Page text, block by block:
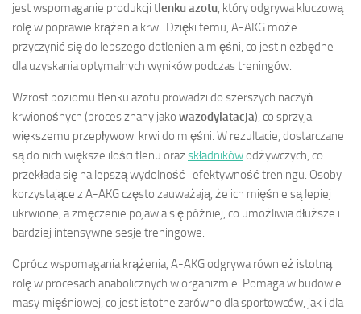
jest wspomaganie produkcji tlenku azotu, który odgrywa kluczową
rolę w poprawie krążenia krwi. Dzięki temu, A-AKG może
przyczynić się do lepszego dotlenienia mięśni, co jest niezbędne
dla uzyskania optymalnych wyników podczas treningów.
Wzrost poziomu tlenku azotu prowadzi do szerszych naczyń
krwionośnych (proces znany jako wazodylatacja), co sprzyja
większemu przepływowi krwi do mięśni. W rezultacie, dostarczane
są do nich większe ilości tlenu orazskładnikówodżywczych, co
przekłada się na lepszą wydolność i efektywność treningu. Osoby
korzystające z A-AKG często zauważają, że ich mięśnie są lepiej
ukrwione, a zmęczenie pojawia się później, co umożliwia dłuższe i
bardziej intensywne sesje treningowe.
Oprócz wspomagania krążenia, A-AKG odgrywa również istotną
rolę w procesach anabolicznych w organizmie. Pomaga w budowie
masy mięśniowej, co jest istotne zarówno dla sportowców, jak i dla